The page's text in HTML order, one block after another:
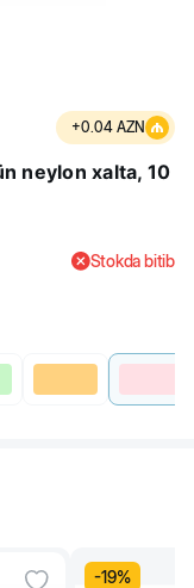
+0.04 AZN
neylon xalta, 10
Stokda bitib
-19%